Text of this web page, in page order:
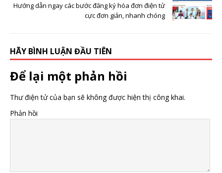
Hướng dẫn ngay các bước đăng ký hóa đơn điện tử
cực đơn giản, nhanh chóng
HÃY BÌNH LUẬN ĐẦU TIÊN
Để lại một phản hồi
Thư điện tử của bạn sẽ không được hiện thị công khai.
Phản hồi